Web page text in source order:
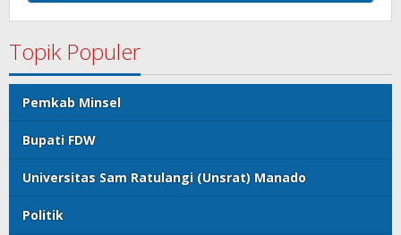
Topik Populer
Pemkab Minsel
Bupati FDW
Universitas Sam Ratulangi (Unsrat) Manado
Politik